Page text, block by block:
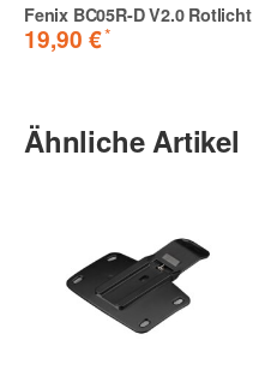
Fenix BC05R-D V2.0 Rotlicht
19,90 €*
Ähnliche Artikel